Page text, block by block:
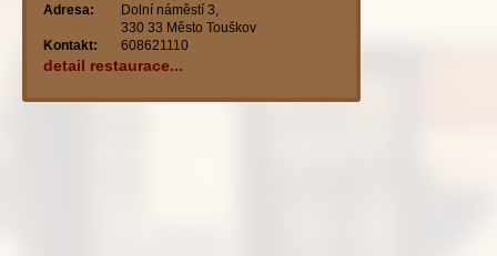
Adresa:
Dolní náměstí 3,
330 33 Město Touškov
Kontakt:
608621110
detail restaurace...